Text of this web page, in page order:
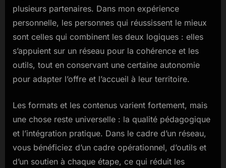
plusieurs partenaires. Dans mon expérience
personnelle, les personnes qui réussissent le mieux
sont celles qui combinent les deux logiques : elles
s’appuient sur un réseau pour la cohérence et les
outils, tout en conservant une certaine autonomie
pour adapter l’offre et l’accueil à leur territoire.
Les formats et les contenus varient fortement, mais
une chose reste universelle : la qualité pédagogique
et l’intégration pratique. Dans le cadre d’un réseau,
vous bénéficiez d’un cadre opérationnel, d’outils et
d’un soutien à chaque étape, ce qui réduit les